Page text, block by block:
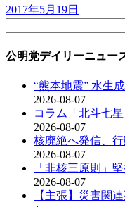
2017年5月19日
公明党デイリーニュー
“熊本地震” 水生
2026-08-07
コラム「北斗七星
2026-08-07
核廃絶へ発信、
2026-08-07
「非核三原則」
2026-08-07
【主張】災害関